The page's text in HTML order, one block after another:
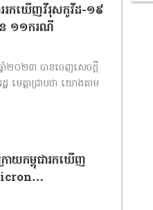
រកឃើញវីរុសកូវីដ-១៩
ន ១១ករណី
ាំ២០២៣ បានចេញសេចក្តី
មេត្តាជ្រាបថា យោងតាម
ោយកម្ពុជារកឃើញ